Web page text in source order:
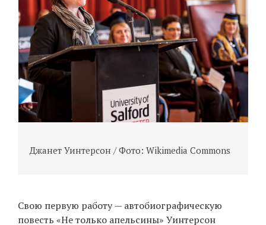
Джанет Уинтерсон / Фото: Wikimedia Commons
Свою первую работу — автобиографическую
повесть «Не только апельсины» Уинтерсон